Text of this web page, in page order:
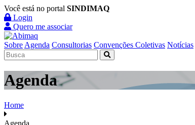
Você está no portal SINDIMAQ
Login
Quero me associar
Sobre Agenda Consultorias Convenções Coletivas Notícias
Agenda
Home
Agenda